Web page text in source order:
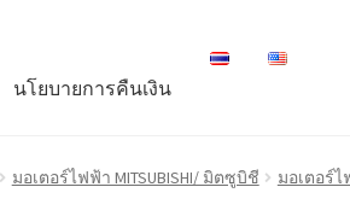
นโยบายการคืนเงิน
My account ชำระเงินตะกร้าสินค้า ติดต่อเ
มอเตอร์ไฟฟ้า MITSUBISHI/ มิตซูบิชี มอเตอร์ไ